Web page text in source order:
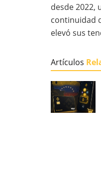
desde 2022,
continuidad
elevó sus
Artículos